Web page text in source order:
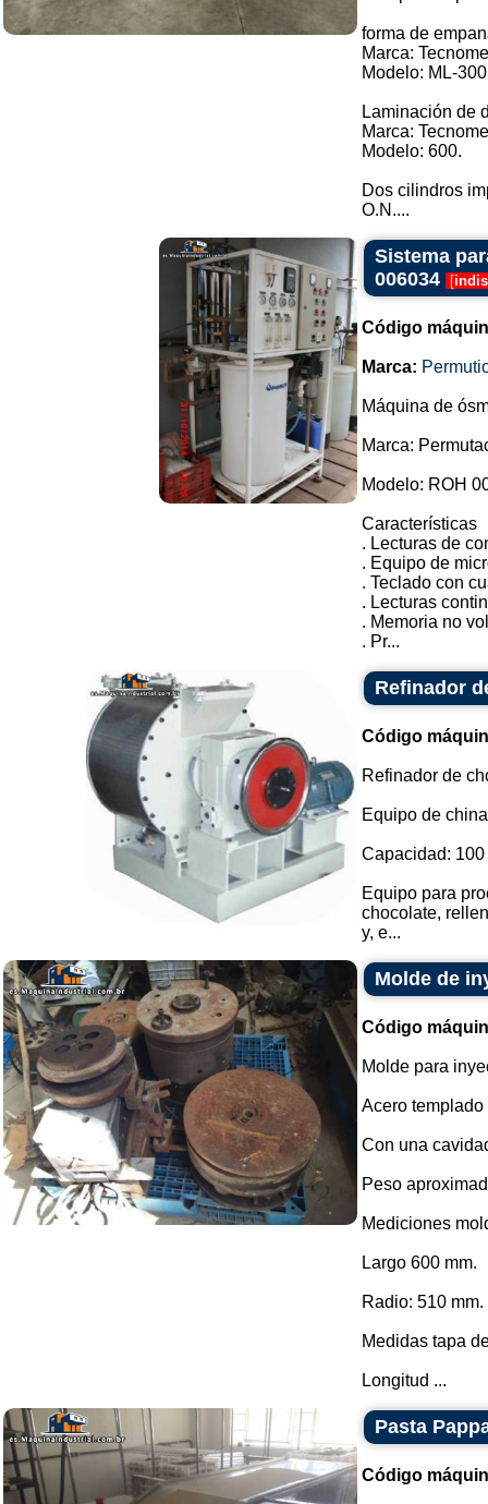
forma de
Marca:
Modelo: ML-
Laminación de
Marca:
Modelo: 600.
Dos cilindros
O.N....
Sistema
006034
[
Código
Marca:
Máquina de
Marca:
Modelo: ROH
Características
. Lecturas de
. Equipo de
. Teclado con
. Lecturas
. Memoria no
. Pr...
Refinador
Código
Refinador de
Equipo de
Capacidad: 100
Equipo para
chocolate,
y, e...
Molde de
Código
Molde para
Acero templado
Con una
Peso
Mediciones
Largo 600 mm.
Radio: 510 mm.
Medidas tapa
Longitud ...
Pasta
Código